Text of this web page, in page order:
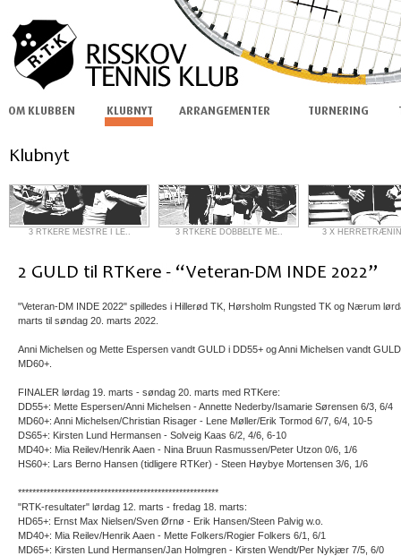
3 RTKERE MESTRE I LE.. 3 RTKERE DOBBELTE ME.. 3 X
"Veteran-DM INDE 2022" spilledes i Hillerød TK, Hørsholm Rungsted TK og Nærum
marts til søndag 20. marts 2022.
Anni Michelsen og Mette Espersen vandt GULD i DD55+ og Anni Michelsen vandt
MD60+.
FINALER lørdag 19. marts - søndag 20. marts med RTKere:
DD55+: Mette Espersen/Anni Michelsen - Annette Nederby/Isamarie Sørensen 6/3, 6/4
MD60+: Anni Michelsen/Christian Risager - Lene Møller/Erik Tormod 6/7, 6/4, 10-5
DS65+: Kirsten Lund Hermansen - Solveig Kaas 6/2, 4/6, 6-10
MD40+: Mia Reilev/Henrik Aaen - Nina Bruun Rasmussen/Peter Utzon 0/6, 1/6
HS60+: Lars Berno Hansen (tidligere RTKer) - Steen Høybye Mortensen 3/6, 1/6
********************************************************
"RTK-resultater" lørdag 12. marts - fredag 18. marts:
HD65+: Ernst Max Nielsen/Sven Ørnø - Erik Hansen/Steen Palvig w.o.
MD40+: Mia Reilev/Henrik Aaen - Mette Folkers/Rogier Folkers 6/1, 6/1
MD65+: Kirsten Lund Hermansen/Jan Holmgren - Kirsten Wendt/Per Nykjær 7/5, 6/0